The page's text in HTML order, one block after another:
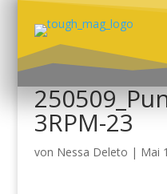
3RPM-23
von Nessa Deleto | Mai